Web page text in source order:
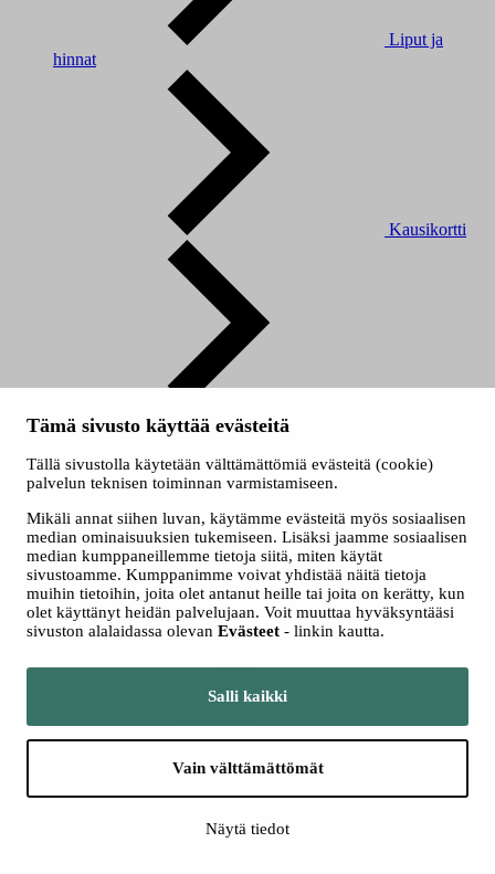
Tämä sivusto käyttää evästeitä
Tällä sivustolla käytetään välttämättömiä evästeitä (cookie)
palvelun teknisen toiminnan varmistamiseen.
Mikäli annat siihen luvan, käytämme evästeitä myös sosiaalisen
median ominaisuuksien tukemiseen. Lisäksi jaamme sosiaalisen
median kumppaneillemme tietoja siitä, miten käytät
sivustoamme. Kumppanimme voivat yhdistää näitä tietoja
muihin tietoihin, joita olet antanut heille tai joita on kerätty, kun
olet käyttänyt heidän palvelujaan. Voit muuttaa hyväksyntääsi
sivuston alalaidassa olevan Evästeet - linkin kautta.
Salli kaikki
Vain välttämättömät
Näytä tiedot
Liput ja
hinnat
Kausikortti
Ryhmät
Seuraa meitä somessa